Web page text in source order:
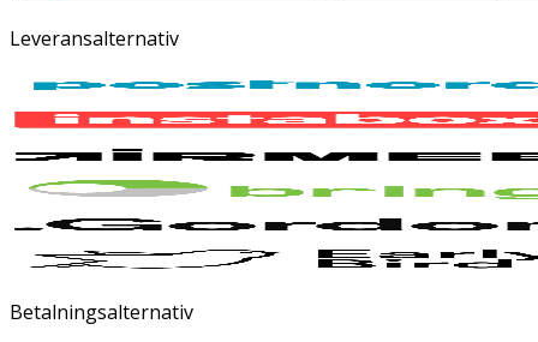
Leveransalternativ
Betalningsalternativ